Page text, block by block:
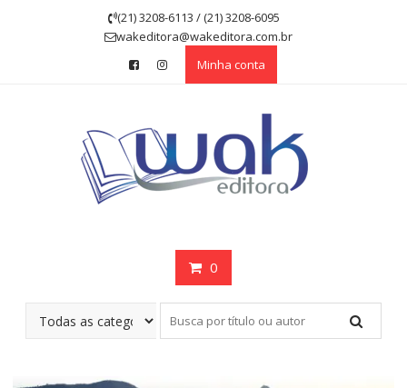
(21) 3208-6113 / (21) 3208-6095
wakeditora@wakeditora.com.br
Minha conta
0